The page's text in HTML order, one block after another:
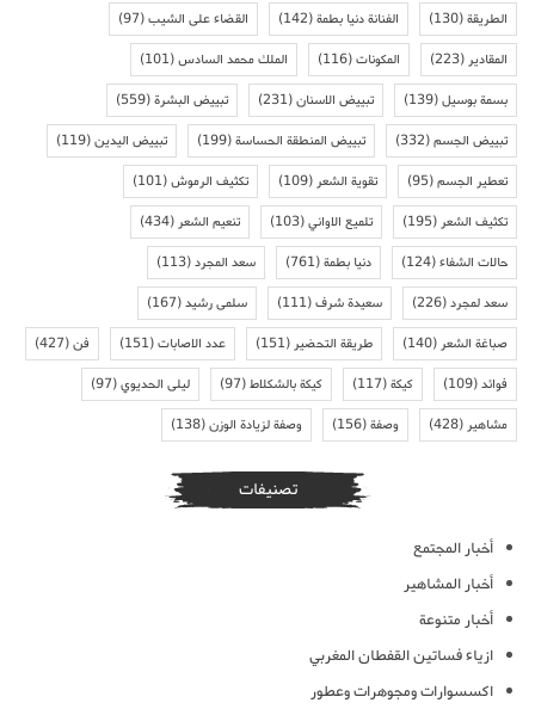
الطريقة(130) الفنانة دنيا بطمة(142) القضاء على الشيب(97)
المقادير (223) المكونات(116) الملك محمد السادس(101)
بسمة بوسيل(139) تبييض الاسنان(231) تبييض البشرة(559)
تبييض الجسم(332) تبييض المنطقة الحساسة(199) تبييض اليدين(119)
تعطير الجسم(95) تقوية الشعر (109) تكثيف الرموش(101)
تكثيف الشعر (195) تلميع الاواني(103) تنعيم الشعر (434)
حالات الشفاء(124) دنيا بطمة(761) سعد المجرد(113)
سعد لمجرد(226) سعيدة شرف(111) سلمى رشيد(167)
صباغة الشعر (140) طريقة التحضير (151) عدد الاصابات(151) فن(427)
فوائد(109) كيكة(117) كيكة بالشكلاط(97) ليلى الحديوي(97)
مشاهير (428) وصفة(156) وصفة لزيادة الوزن(138)
تصنيفات
أخبار المجتمع
أخبار المشاهير
أخبار متنوعة
ازياء فساتين القفطان المغربي
اكسسوارات ومجوهرات وعطور